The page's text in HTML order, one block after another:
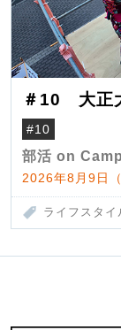
＃10 大正
#10
部活 on
2026年8月9日
ライフスタイ